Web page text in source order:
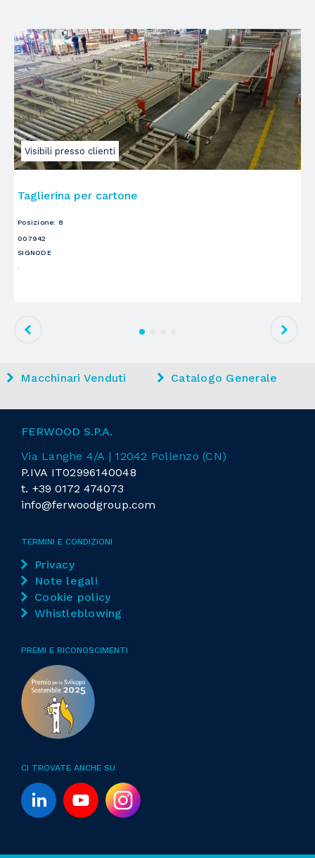
Visibili presso clienti
Taglierina per cartone
Posizione: 8
007942
SIGNODE
.
Macchinari Venduti Catalogo Generale
FERWOOD S.P.A.
Via Langhe 4/A | 12042 Pollenzo (CN)
P.IVA IT02996140048
t. +39 0172 474073
info@ferwoodgroup.com
TERMINI E CONDIZIONI
Privacy
Note legali
Cookie policy
Whistleblowing
PREMI E RICONOSCIMENTI
CI TROVATE ANCHE SU